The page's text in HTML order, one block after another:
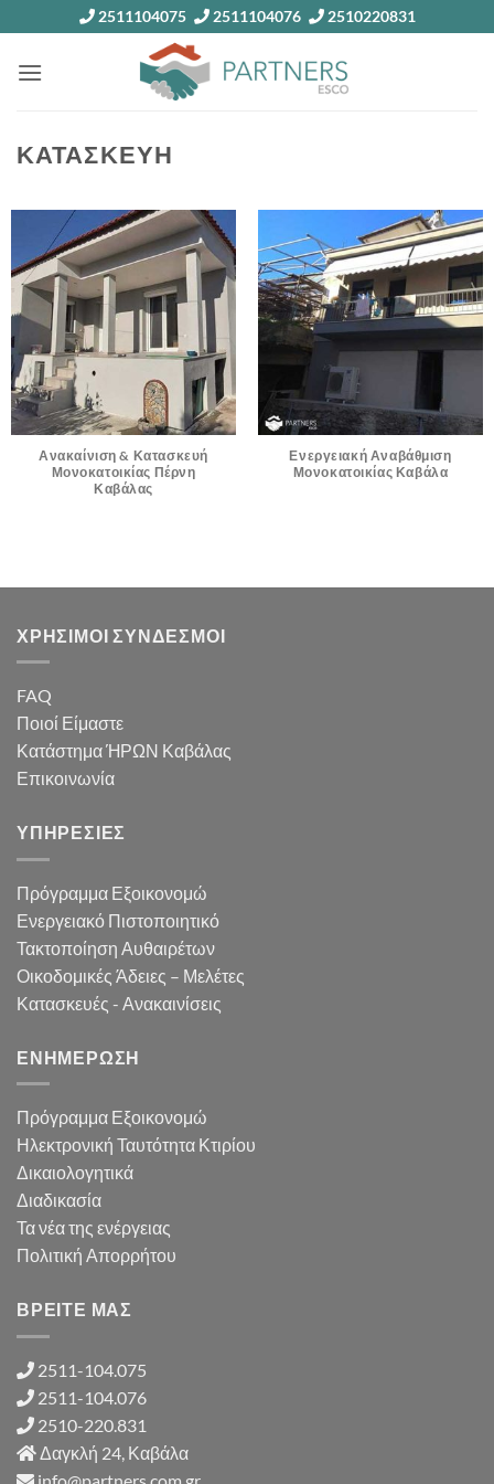
to
content
2511104075 2511104076 2510220831
ΚΑΤΑΣΚΕΥΗ
Ανακαίνιση & Κατασκευή
Μονοκατοικίας Πέρνη
Καβάλας
Ενεργειακή Αναβάθμιση
Μονοκατοικίας Καβάλα
ΧΡΗΣΙΜΟΙ ΣΥΝΔΕΣΜΟΙ
FAQ
Ποιοί Είμαστε
Κατάστημα ΉΡΩΝ Καβάλας
Επικοινωνία
ΥΠΗΡΕΣΙΕΣ
Πρόγραμμα Εξοικονομώ
Ενεργειακό Πιστοποιητικό
Τακτοποίηση Αυθαιρέτων
Οικοδομικές Άδειες – Μελέτες
Κατασκευές - Ανακαινίσεις
ΕΝΗΜΕΡΩΣΗ
Πρόγραμμα Εξοικονομώ
Ηλεκτρονική Ταυτότητα Κτιρίου
Δικαιολογητικά
Διαδικασία
Τα νέα της ενέργειας
Πολιτική Απορρήτου
ΒΡΕΙΤΕ ΜΑΣ
2511-104.075
2511-104.076
2510-220.831
Δαγκλή 24, Καβάλα